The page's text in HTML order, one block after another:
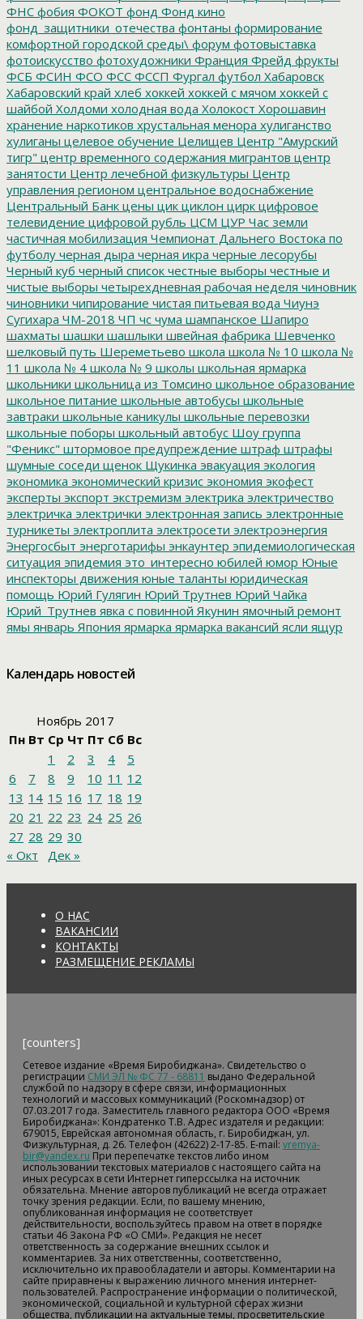
ФНС фобия ФОКОТ фонд Фонд кино
фонд_защитники_отечества фонтаны формирование
комфортной городской среды\ форум фотовыставка
фотоискусство фотохудожники Франция Фрейд фрукты
ФСБ ФСИН ФСО ФСС ФССП Фургал футбол Хабаровск
Хабаровский край хлеб хоккей хоккей с мячом хоккей с
шайбой Холдоми холодная вода Холокост Хорошавин
хранение наркотиков хрустальная менора хулиганство
хулиганы целевое обучение Целищев Центр "Амурский
тигр" центр временного содержания мигрантов центр
занятости Центр лечебной физкультуры Центр
управления регионом центральное водоснабжение
Центральный Банк цены цик циклон цирк цифровое
телевидение цифровой рубль ЦСМ ЦУР Час земли
частичная мобилизация Чемпионат Дальнего Востока по
футболу черная дыра черная икра черные лесорубы
Черный куб черный список честные выборы честные и
чистые выборы четырехдневная рабочая неделя чиновник
чиновники чипирование чистая питьевая вода Чиунэ
Сугихара ЧМ-2018 ЧП чс чума шампанское Шапиро
шахматы шашки шашлыки швейная фабрика Шевченко
шелковый путь Шереметьево школа школа № 10 школа №
11 школа № 4 школа № 9 школы школьная ярмарка
школьники школьница из Томсино школьное образование
школьное питание школьные автобусы школьные
завтраки школьные каникулы школьные перевозки
школьные поборы школьный автобус Шоу группа
"Феникс" штормовое предупреждение штраф штрафы
шумные соседи щенок Щукинка эвакуация экология
экономика экономический кризис экономия экофест
эксперты экспорт экстремизм электрика электричество
электричка электрички электронная запись электронные
турникеты электроплита электросети электроэнергия
Энергосбыт энерготарифы энкаунтер эпидемиологическая
ситуация эпидемия это_интересно юбилей юмор Юные
инспекторы движения юные таланты юридическая
помощь Юрий Гулягин Юрий Трутнев Юрий Чайка
Юрий_Трутнев явка с повинной Якунин ямочный ремонт
ямы январь Япония ярмарка ярмарка вакансий ясли ящур
Календарь новостей
Ноябрь 2017
Пн Вт Ср Чт Пт Сб Вс
1
2 3 4
5
6
7 8 9 10 11 12
13 14 15 16 17 18 19
20 21 22 23 24 25 26
27 28 29 30
« Окт
Дек »
О НАС
ВАКАНСИИ
КОНТАКТЫ
РАЗМЕЩЕНИЕ РЕКЛАМЫ
[counters]
Сетевое издание «Время Биробиджана». Свидетельство о
регистрации СМИ ЭЛ № ФС 77 - 68811 выдано Федеральной
службой по надзору в сфере связи, информационных
технологий и массовых коммуникаций (Роскомнадзор) от
07.03.2017 года. Заместитель главного редактора ООО «Время
Биробиджана»: Кондратенко Т.В. Адрес издателя и редакции:
679015, Еврейская автономная область, г. Биробиджан, ул.
Физкультурная, д. 26. Телефон (42622) 2-17-85. E-mail: vremya-
bir@yandex.ru При перепечатке текстов либо ином
использовании текстовых материалов с настоящего сайта на
иных ресурсах в сети Интернет гиперссылка на источник
обязательна. Мнение авторов публикаций не всегда отражает
точку зрения редакции. Если, по вашему мнению,
опубликованная информация не соответствует
действительности, воспользуйтесь правом на ответ в порядке
статьи 46 Закона РФ «О СМИ». Редакция не несет
ответственность за содержание внешних ссылок и
комментариев. За них ответственны, соответственно,
исключительно их правообладатели и авторы. Комментарии на
сайте приравнены к выражению личного мнения интернет-
пользователей. Распространение информации о политической,
экономической, социальной и культурной сферах жизни
общества, публикации на актуальные темы, просветительские